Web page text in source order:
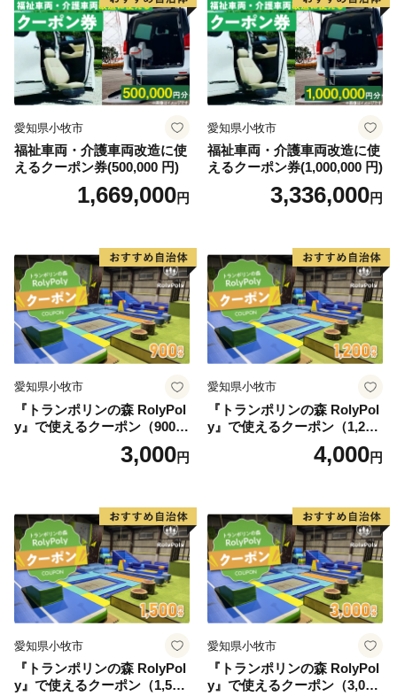
愛知県小牧市
福祉車両・介護車両改造に使
えるクーポン券(500,000 円)
1,669,000円
愛知県小牧市
福祉車両・介護車両改造に使
えるクーポン券(1,000,000 円)
3,336,000円
愛知県小牧市
『トランポリンの森 RolyPol
y』で使えるクーポン（900
3,000円
愛知県小牧市
『トランポリンの森 RolyPol
y』で使えるクーポン（1,200
4,000円
愛知県小牧市
『トランポリンの森 RolyPol
y』で使えるクーポン（1,500
愛知県小牧市
『トランポリンの森 RolyPol
y』で使えるクーポン（3,000